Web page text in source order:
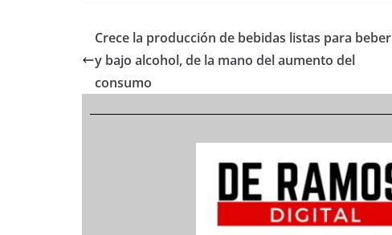
Crece la producción de bebidas listas para beber
y bajo alcohol, de la mano del aumento del
consumo